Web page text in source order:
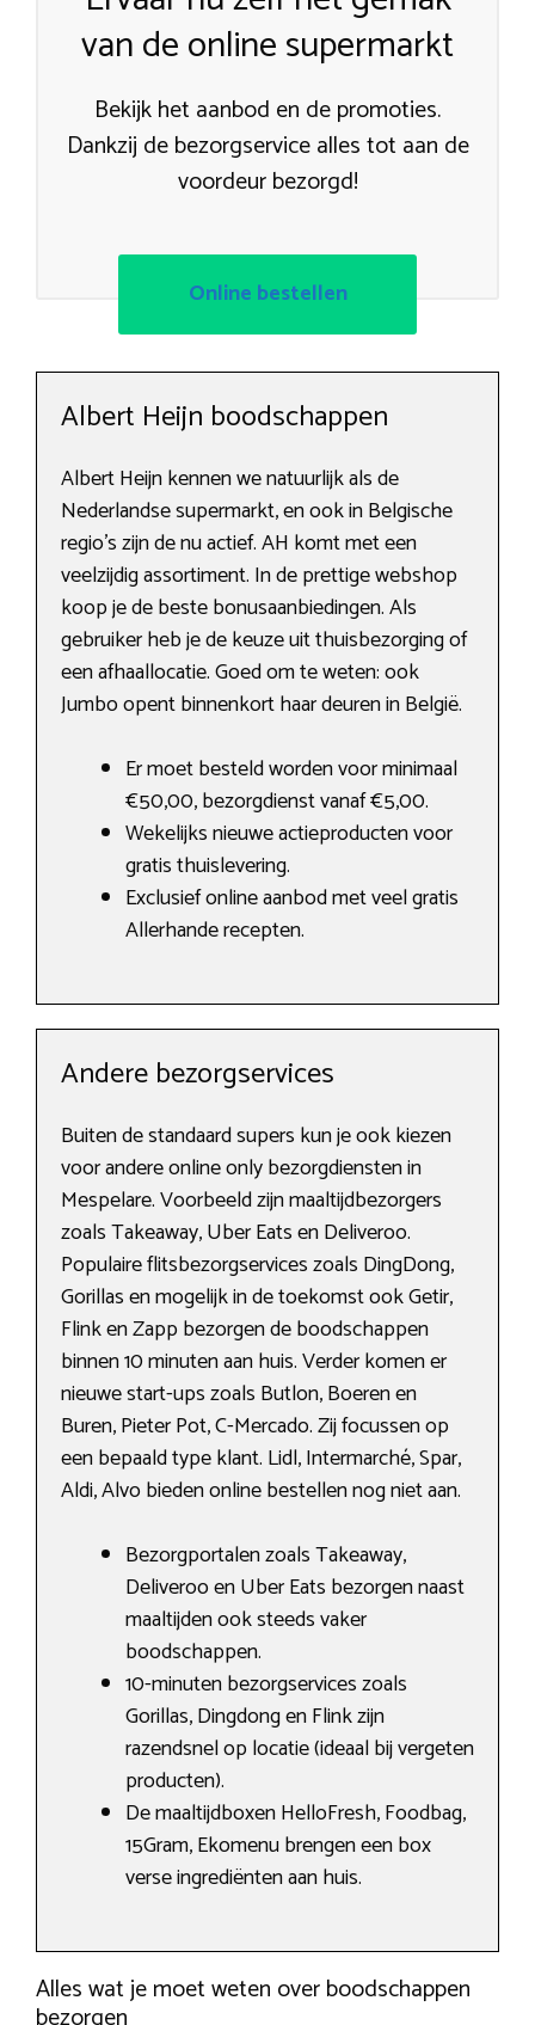
van de online supermarkt
Bekijk het aanbod en de promoties.
Dankzij de bezorgservice alles tot aan de
voordeur bezorgd!
Online bestellen
Albert Heijn boodschappen
Albert Heijn kennen we natuurlijk als de
Nederlandse supermarkt, en ook in Belgische
regio’s zijn de nu actief. AH komt met een
veelzijdig assortiment. In de prettige webshop
koop je de beste bonusaanbiedingen. Als
gebruiker heb je de keuze uit thuisbezorging of
een afhaallocatie. Goed om te weten: ook
Jumbo opent binnenkort haar deuren in België.
Er moet besteld worden voor minimaal
€50,00, bezorgdienst vanaf €5,00.
Wekelijks nieuwe actieproducten voor
gratis thuislevering.
Exclusief online aanbod met veel gratis
Allerhande recepten.
Andere bezorgservices
Buiten de standaard supers kun je ook kiezen
voor andere online only bezorgdiensten in
Mespelare. Voorbeeld zijn maaltijdbezorgers
zoals Takeaway, Uber Eats en Deliveroo.
Populaire flitsbezorgservices zoals DingDong,
Gorillas en mogelijk in de toekomst ook Getir,
Flink en Zapp bezorgen de boodschappen
binnen 10 minuten aan huis. Verder komen er
nieuwe start-ups zoals Butlon, Boeren en
Buren, Pieter Pot, C-Mercado. Zij focussen op
een bepaald type klant. Lidl, Intermarché, Spar,
Aldi, Alvo bieden online bestellen nog niet aan.
Bezorgportalen zoals Takeaway,
Deliveroo en Uber Eats bezorgen naast
maaltijden ook steeds vaker
boodschappen.
10-minuten bezorgservices zoals
Gorillas, Dingdong en Flink zijn
razendsnel op locatie (ideaal bij vergeten
producten).
De maaltijdboxen HelloFresh, Foodbag,
15Gram, Ekomenu brengen een box
verse ingrediënten aan huis.
Alles wat je moet weten over boodschappen